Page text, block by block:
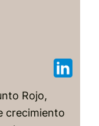
Rojo,
crecimiento